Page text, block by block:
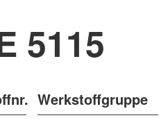
5115
Werkstoffgruppe